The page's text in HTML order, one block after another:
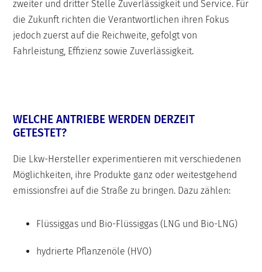
zweiter und dritter Stelle Zuverlässigkeit und Service. Für
die Zukunft richten die Verantwortlichen ihren Fokus
jedoch zuerst auf die Reichweite, gefolgt von
Fahrleistung, Effizienz sowie Zuverlässigkeit.
WELCHE ANTRIEBE WERDEN DERZEIT
GETESTET?
Die Lkw-Hersteller experimentieren mit verschiedenen
Möglichkeiten, ihre Produkte ganz oder weitestgehend
emissionsfrei auf die Straße zu bringen. Dazu zählen:
Flüssiggas und Bio-Flüssiggas (LNG und Bio-LNG)
hydrierte Pflanzenöle (HVO)